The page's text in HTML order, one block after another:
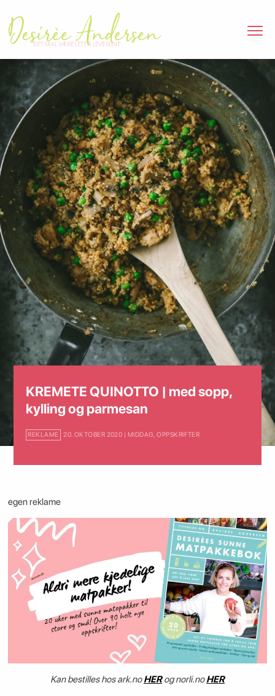
KREMETE QUINOTTO | med sopp,
kylling og parmesan
REKLAME 20. OKTOBER 2020 | MIDDAG, OPPSKRIFTER
egen reklame
Kan bestilles hos ark.noHERog norli.noHER